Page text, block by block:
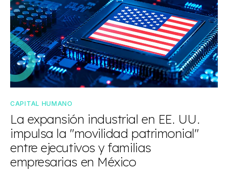
CAPITAL HUMANO
La expansión industrial en EE. UU.
impulsa la "movilidad patrimonial"
entre ejecutivos y familias
empresarias en México